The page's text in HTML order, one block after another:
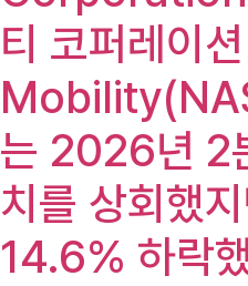
티 코퍼레이
는 2026년 2
치를 상회했
14.6% 하락